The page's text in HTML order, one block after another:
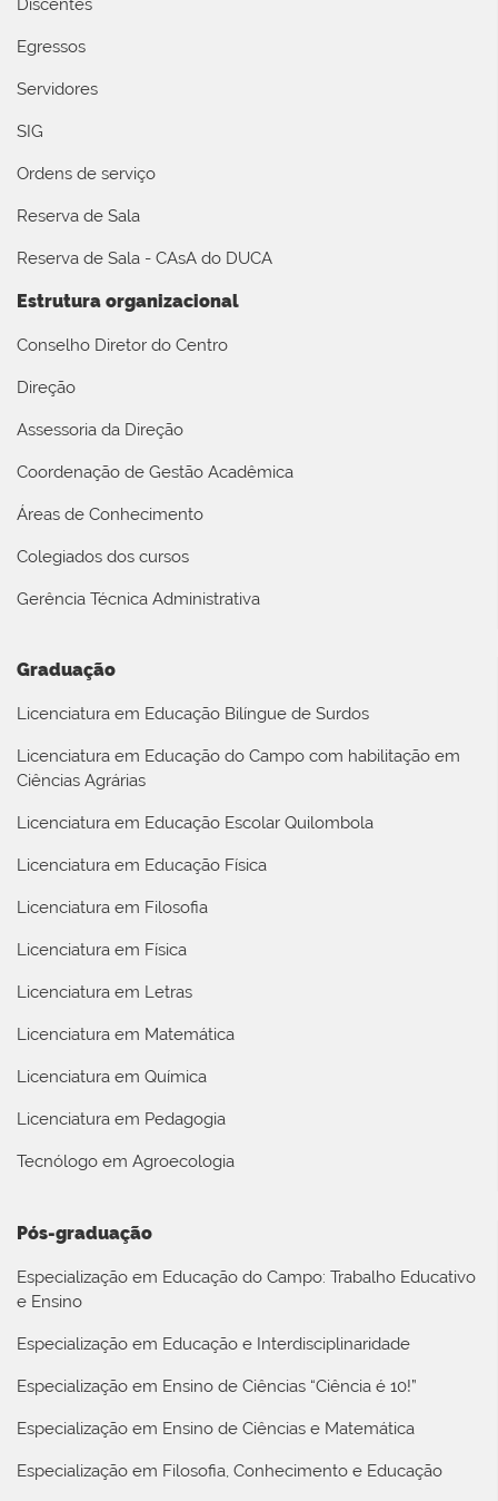
Egressos
Servidores
SIG
Ordens de serviço
Reserva de Sala
Reserva de Sala - CAsA do DUCA
Estrutura organizacional
Conselho Diretor do Centro
Direção
Assessoria da Direção
Coordenação de Gestão Acadêmica
Áreas de Conhecimento
Colegiados dos cursos
Gerência Técnica Administrativa
Graduação
Licenciatura em Educação Bilíngue de Surdos
Licenciatura em Educação do Campo com habilitação em
Ciências Agrárias
Licenciatura em Educação Escolar Quilombola
Licenciatura em Educação Física
Licenciatura em Filosofia
Licenciatura em Física
Licenciatura em Letras
Licenciatura em Matemática
Licenciatura em Química
Licenciatura em Pedagogia
Tecnólogo em Agroecologia
Pós-graduação
Especialização em Educação do Campo: Trabalho Educativo
e Ensino
Especialização em Educação e Interdisciplinaridade
Especialização em Ensino de Ciências “Ciência é 10!”
Especialização em Ensino de Ciências e Matemática
Especialização em Filosofia, Conhecimento e Educação